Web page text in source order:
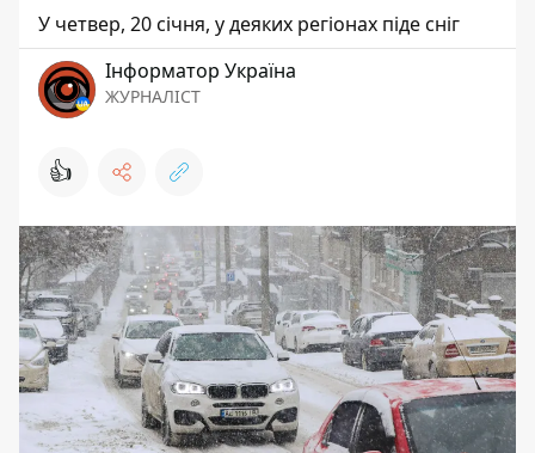
У четвер, 20 січня, у деяких регіонах піде сніг
Інформатор Україна
ЖУРНАЛІСТ
👍